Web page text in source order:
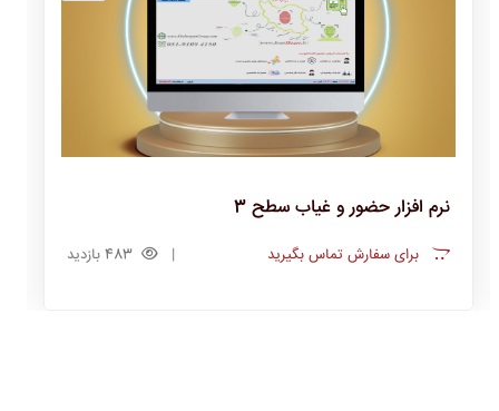
نرم افزار حضور و غیاب سطح 2
برای سفارش تماس بگیرید 487 بازدید